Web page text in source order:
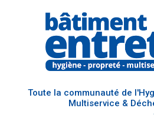
Toute la communauté de
Multiservice &